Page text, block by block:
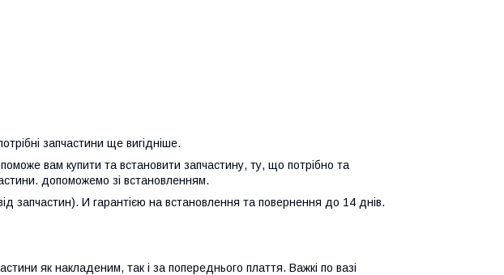
запчастини ще вигідніше.
вам купити та встановити запчастину, ту, що потрібно та
допоможемо зі встановленням.
запчастин). И гарантією на встановлення та повернення до 14 днів.
як накладеним, так і за попереднього плаття. Важкі по вазі